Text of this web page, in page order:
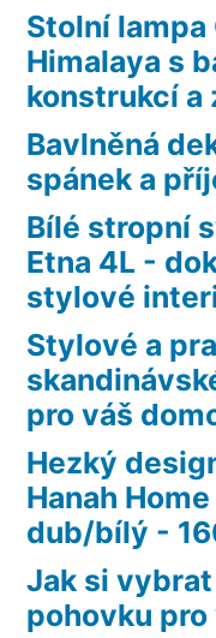
Stolní lampa
Himalaya s
konstrukcí a
Bavlněná
spánek a
Bílé stropní
Etna 4L -
stylové
Stylové a
pro váš
Hezký
Hanah
dub/bílý -
Jak si
pohovku